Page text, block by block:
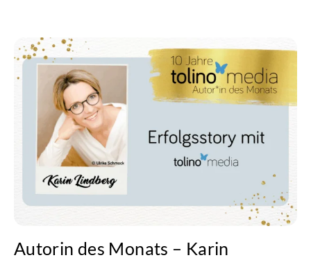
Autorin des Monats – Karin